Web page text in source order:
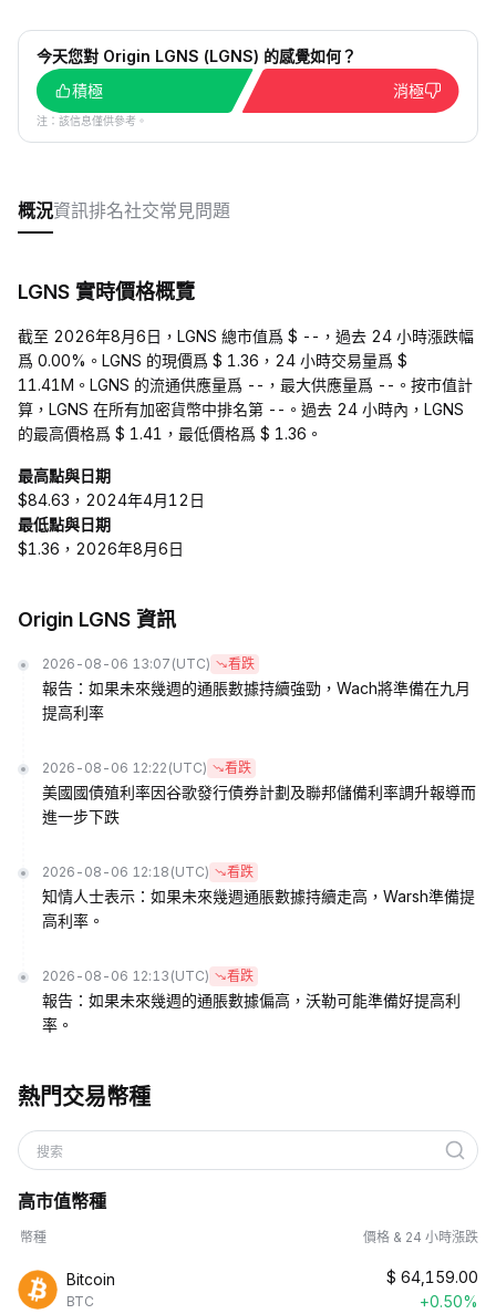
今天您對 Origin LGNS (LGNS) 的感覺如何？
積極
消極
注：該信息僅供參考。
概況資訊排名社交常見問題
LGNS 實時價格概覽
截至 2026年8月6日，LGNS 總市值爲 $ --，過去 24 小時漲跌幅
爲 0.00%。LGNS 的現價爲 $ 1.36，24 小時交易量爲 $
11.41M。LGNS 的流通供應量爲 --，最大供應量爲 --。按市值計
算，LGNS 在所有加密貨幣中排名第 --。過去 24 小時內，LGNS
的最高價格爲 $ 1.41，最低價格爲 $ 1.36。
最高點與日期
$84.63，2024年4月12日
最低點與日期
$1.36，2026年8月6日
Origin LGNS 資訊
2026-08-06 13:07 (UTC) 看跌
報告：如果未來幾週的通脹數據持續強勁，Wach將準備在九月
提高利率
2026-08-06 12:22 (UTC) 看跌
美國國債殖利率因谷歌發行債券計劃及聯邦儲備利率調升報導而
進一步下跌
2026-08-06 12:18 (UTC) 看跌
知情人士表示：如果未來幾週通脹數據持續走高，Warsh準備提
高利率。
2026-08-06 12:13 (UTC) 看跌
報告：如果未來幾週的通脹數據偏高，沃勒可能準備好提高利
率。
熱門交易幣種
搜索
高市值幣種
幣種 價格 & 24 小時漲跌
Bitcoin
BTC
$ 64,159.00
+0.50%